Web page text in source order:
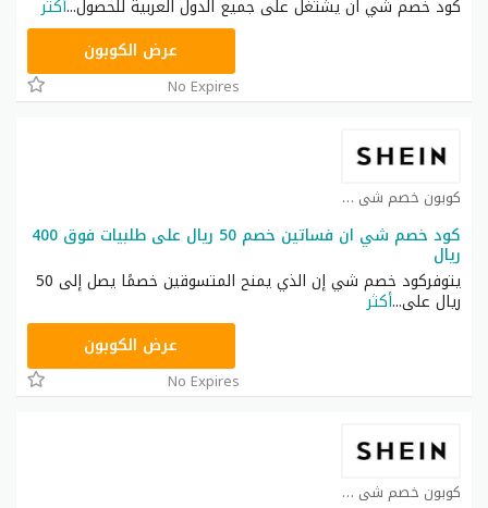
كود خصم شي ان يشتغل على جميع الدول العربية للحصول...أكثر
عرض الكوبون
No Expires
كوبون خصم شي ان كوبون
كود خصم شي ان فساتين خصم 50 ريال على طلبيات فوق 400
ريال
يتوفركود خصم شي إن الذي يمنح المتسوقين خصمًا يصل إلى 50
ريال على...أكثر
عرض الكوبون
No Expires
كوبون خصم شي ان كوبون